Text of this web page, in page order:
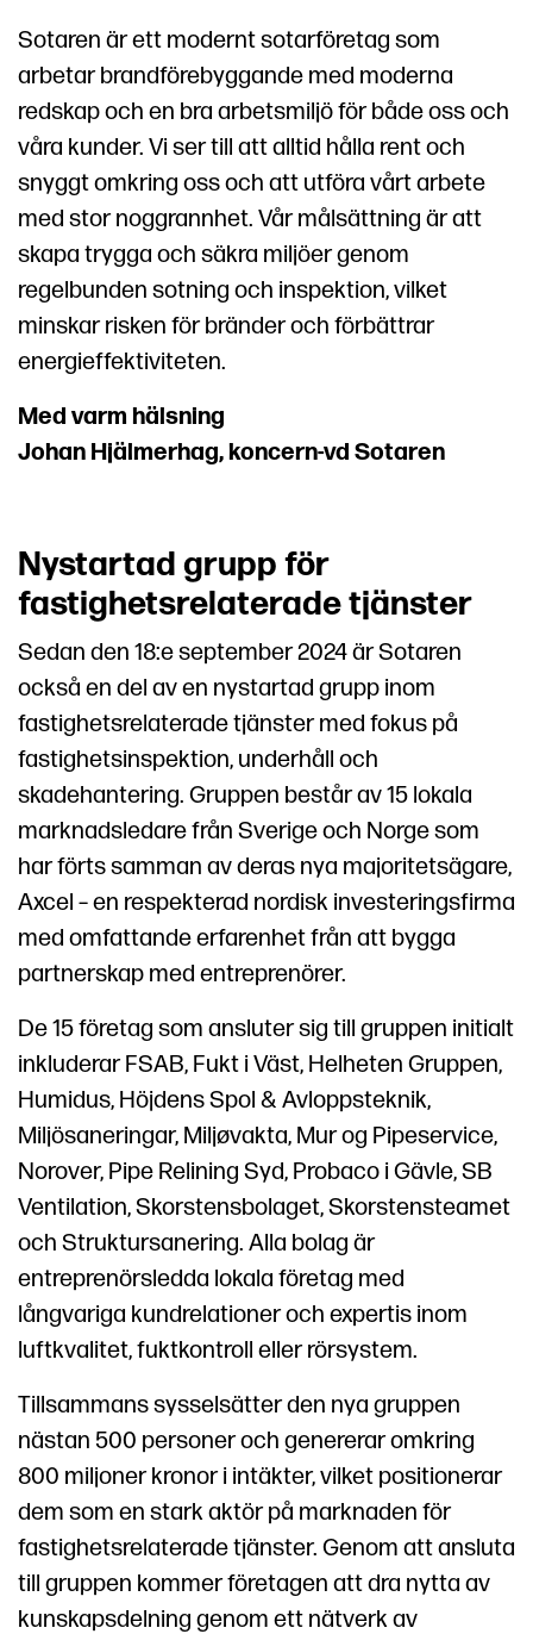
Sotaren är ett modernt sotarföretag som
arbetar brandförebyggande med moderna
redskap och en bra arbetsmiljö för både oss och
våra kunder. Vi ser till att alltid hålla rent och
snyggt omkring oss och att utföra vårt arbete
med stor noggrannhet. Vår målsättning är att
skapa trygga och säkra miljöer genom
regelbunden sotning och inspektion, vilket
minskar risken för bränder och förbättrar
energieffektiviteten.
Med varm hälsning
Johan Hjälmerhag, koncern-vd Sotaren
Nystartad grupp för
fastighetsrelaterade tjänster
Sedan den 18:e september 2024 är Sotaren
också en del av en nystartad grupp inom
fastighetsrelaterade tjänster med fokus på
fastighetsinspektion, underhåll och
skadehantering. Gruppen består av 15 lokala
marknadsledare från Sverige och Norge som
har förts samman av deras nya majoritetsägare,
Axcel – en respekterad nordisk investeringsfirma
med omfattande erfarenhet från att bygga
partnerskap med entreprenörer.
De 15 företag som ansluter sig till gruppen initialt
inkluderar FSAB, Fukt i Väst, Helheten Gruppen,
Humidus, Höjdens Spol & Avloppsteknik,
Miljösaneringar, Miljøvakta, Mur og Pipeservice,
Norover, Pipe Relining Syd, Probaco i Gävle, SB
Ventilation, Skorstensbolaget, Skorstensteamet
och Struktursanering. Alla bolag är
entreprenörsledda lokala företag med
långvariga kundrelationer och expertis inom
luftkvalitet, fuktkontroll eller rörsystem.
Tillsammans sysselsätter den nya gruppen
nästan 500 personer och genererar omkring
800 miljoner kronor i intäkter, vilket positionerar
dem som en stark aktör på marknaden för
fastighetsrelaterade tjänster. Genom att ansluta
till gruppen kommer företagen att dra nytta av
kunskapsdelning genom ett nätverk av